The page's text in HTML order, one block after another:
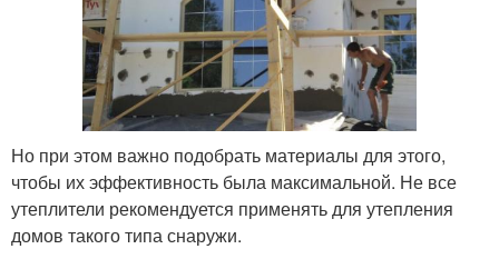
Но при этом важно подобрать материалы для этого,
чтобы их эффективность была максимальной. Не все
утеплители рекомендуется применять для утепления
домов такого типа снаружи.